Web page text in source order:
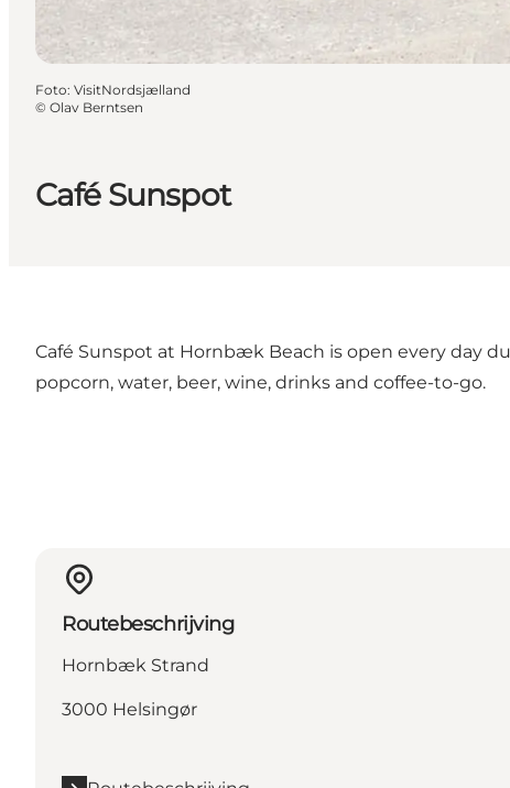
Café Sunspot
Foto: VisitNordsjælland
© Olav Berntsen
Café Sunspot at Hornbæk Beach is open every day
popcorn, water, beer, wine, drinks and coffee-to-go.
Routebeschrijving
Hornbæk Strand
3000 Helsingør